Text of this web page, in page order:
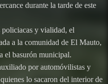
durante la tarde de este
policiacas y vialidad, el
a la comunidad de El Mauto,
el basurón municipal.
por automóvilistas y
lo sacaron del interior de